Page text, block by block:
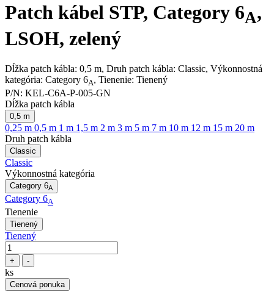
Patch kábel STP, Category 6A,
LSOH, zelený
Dĺžka patch kábla: 0,5 m, Druh patch kábla: Classic, Výkonnostná
kategória: Category 6A, Tienenie: Tienený
P/N: KEL-C6A-P-005-GN
Dĺžka patch kábla
0,5 m
0,25 m 0,5 m 1 m 1,5 m 2 m 3 m 5 m 7 m 10 m 12 m 15 m 20 m
Druh patch kábla
Classic
Classic
Výkonnostná kategória
Category 6A
Category 6A
Tienenie
Tienený
Tienený
+ -
ks
Cenová ponuka